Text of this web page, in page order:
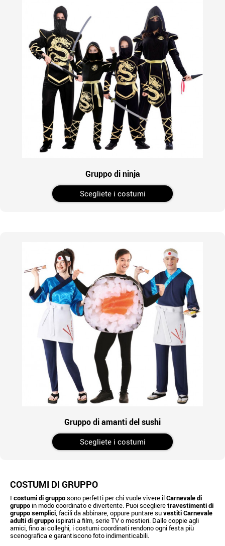
Gruppo di ninja
Scegliete i costumi
Gruppo di amanti del sushi
Scegliete i costumi
COSTUMI DI GRUPPO
I costumi di grupposono perfetti per chi vuole vivere ilCarnevale di
gruppo in modo coordinato e divertente. Puoi sceglieretravestimenti di
gruppo semplici, facili da abbinare, oppure puntare suvestiti Carnevale
adulti di gruppo ispirati a film, serie TV o mestieri. Dalle coppie agli
amici, fino ai colleghi, i costumi coordinati rendono ogni festa più
scenografica e garantiscono foto indimenticabili.